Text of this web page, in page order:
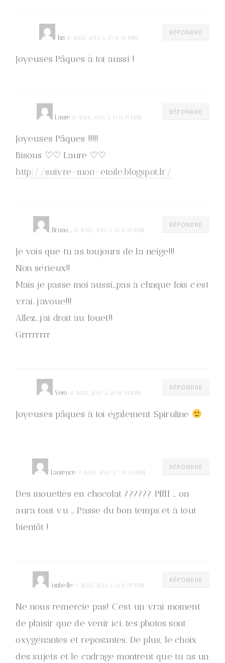
RÉPONDRE
Isa 8 AVRIL 2012 À 10 H 46 MIN
Joyeuses Pâques à toi aussi !
RÉPONDRE
Laure 8 AVRIL 2012 À 11 H 15 MIN
Joyeuses Pâques !!!!!
Bisous ♡♡ Laure ♡♡
http://suivre-mon-etoile.blogspot.fr/
RÉPONDRE
Bruno... 8 AVRIL 2012 À 16 H 22 MIN
Je vois que tu as toujours de la neige!!!
Non sérieux!!
Mais je passe moi aussi…pas à chaque fois c’est
vrai..j’avoue!!!
Allez..j’ai droit au fouet!!
Grrrrrrrr
RÉPONDRE
Vero 8 AVRIL 2012 À 20 H 34 MIN
Joyeuses pâques à toi également Spiruline
RÉPONDRE
Laurence 9 AVRIL 2012 À 7 H 34 MIN
Des mouettes en chocolat ?????? Pffff … on
aura tout vu … Passe du bon temps et à tout
bientôt !
RÉPONDRE
isabelle 9 AVRIL 2012 À 12 H 05 MIN
Ne nous remercie pas! C’est un vrai moment
de plaisir que de venir ici. tes photos sont
oxygénantes et reposantes. De plus, le choix
des sujets et le cadrage montrent que tu as un